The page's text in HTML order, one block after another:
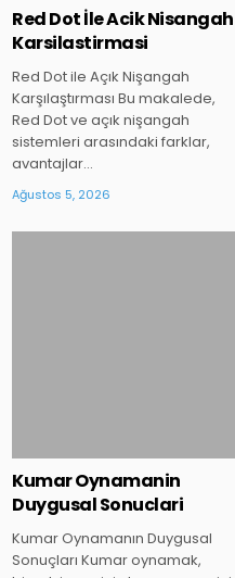
Red Dot İle Acik Nisangah
Karsilastirmasi
Red Dot ile Açık Nişangah
Karşılaştırması Bu makalede,
Red Dot ve açık nişangah
sistemleri arasındaki farklar,
avantajlar…
Ağustos 5, 2026
Kumar Oynamanin
Duygusal Sonuclari
Kumar Oynamanın Duygusal
Sonuçları Kumar oynamak,